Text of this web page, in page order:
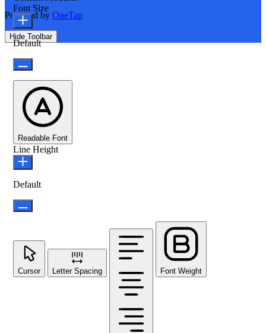
Powered by OneTap
Hide Toolbar
Font Size
Default
Readable Font
Line Height
Default
Cursor Letter Spacing Font Weight